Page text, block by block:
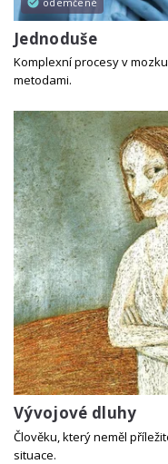
Jednoduše
Komplexní procesy v
metodami.
Vývojové dluhy
Člověku, který neměl
situace.